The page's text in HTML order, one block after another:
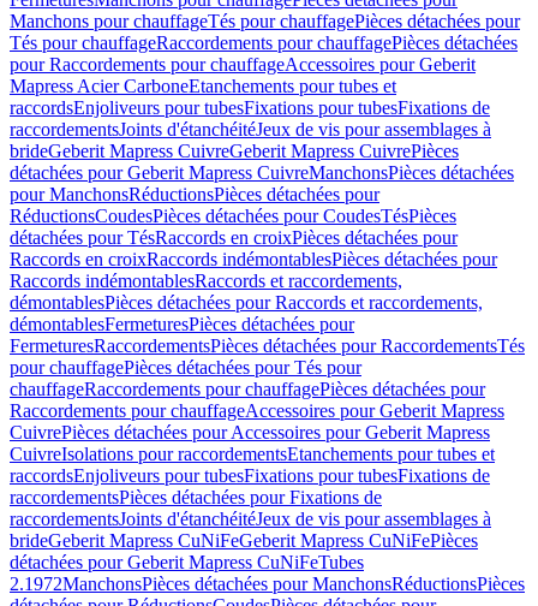
Manchons pour chauffageTés pour chauffagePièces détachées pour
Tés pour chauffageRaccordements pour chauffagePièces détachées
pour Raccordements pour chauffageAccessoires pour Geberit
Mapress Acier CarboneEtanchements pour tubes et
raccordsEnjoliveurs pour tubesFixations pour tubesFixations de
raccordementsJoints d'étanchéitéJeux de vis pour assemblages à
brideGeberit Mapress CuivreGeberit Mapress CuivrePièces
détachées pour Geberit Mapress CuivreManchonsPièces détachées
pour ManchonsRéductionsPièces détachées pour
RéductionsCoudesPièces détachées pour CoudesTésPièces
détachées pour TésRaccords en croixPièces détachées pour
Raccords en croixRaccords indémontablesPièces détachées pour
Raccords indémontablesRaccords et raccordements,
démontablesPièces détachées pour Raccords et raccordements,
démontablesFermeturesPièces détachées pour
FermeturesRaccordementsPièces détachées pour RaccordementsTés
pour chauffagePièces détachées pour Tés pour
chauffageRaccordements pour chauffagePièces détachées pour
Raccordements pour chauffageAccessoires pour Geberit Mapress
CuivrePièces détachées pour Accessoires pour Geberit Mapress
CuivreIsolations pour raccordementsEtanchements pour tubes et
raccordsEnjoliveurs pour tubesFixations pour tubesFixations de
raccordementsPièces détachées pour Fixations de
raccordementsJoints d'étanchéitéJeux de vis pour assemblages à
brideGeberit Mapress CuNiFeGeberit Mapress CuNiFePièces
détachées pour Geberit Mapress CuNiFeTubes
2.1972ManchonsPièces détachées pour ManchonsRéductionsPièces